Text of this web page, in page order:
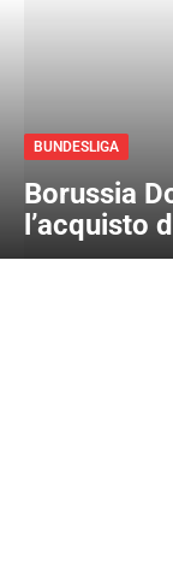
BUNDESLIGA
Borussia
l’acquisto